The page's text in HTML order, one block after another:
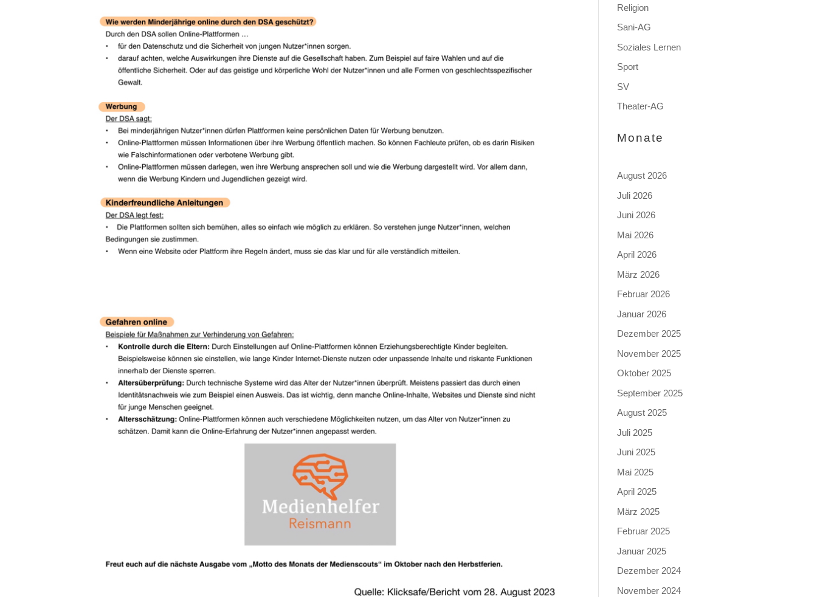
Religion
Sani-AG
Soziales Lernen
Sport
SV
Theater-AG
Monate
August 2026
Juli 2026
Juni 2026
Mai 2026
April 2026
März 2026
Februar 2026
Januar 2026
Dezember 2025
November 2025
Oktober 2025
September 2025
August 2025
Juli 2025
Juni 2025
Mai 2025
April 2025
März 2025
Februar 2025
Januar 2025
Dezember 2024
November 2024